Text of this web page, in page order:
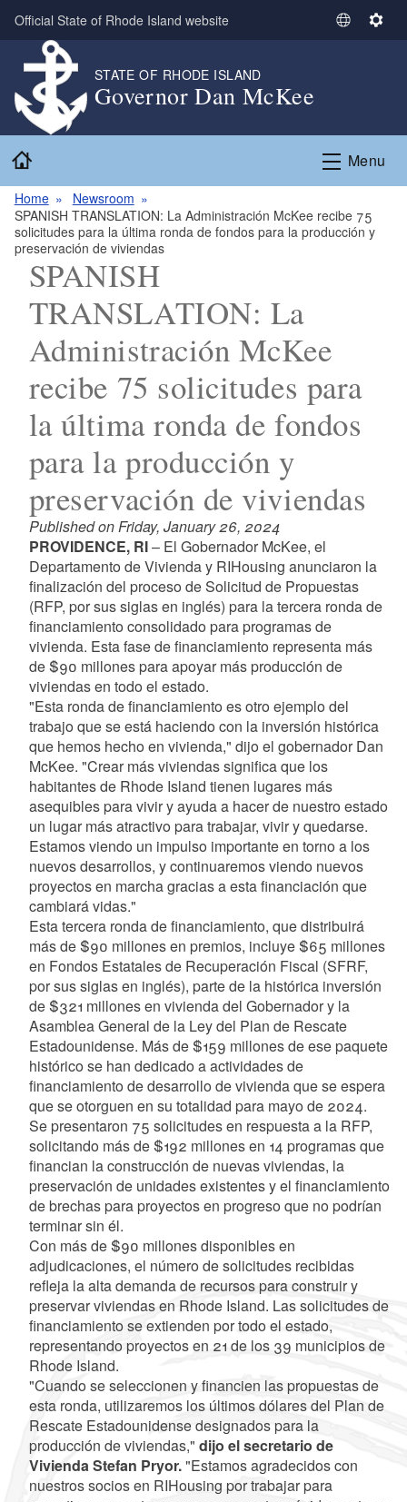
Skip to main content
Official State of Rhode Island website
S
t
L
g
u
S
n
g
STATE OF RHODE ISLAND
Governor Dan McKee
Menu
Home
Newsroom
SPANISH TRANSLATION: La Administración McKee recibe 75
solicitudes para la última ronda de fondos para la producción y
preservación de viviendas
SPANISH
TRANSLATION: La
Administración McKee
recibe 75 solicitudes para
la última ronda de fondos
para la producción y
preservación de viviendas
Published on Friday, January 26, 2024
PROVIDENCE, RI– El Gobernador McKee, el
Departamento de Vivienda y RIHousing anunciaron la
finalización del proceso de Solicitud de Propuestas
(RFP, por sus siglas en inglés) para la tercera ronda de
financiamiento consolidado para programas de
vivienda. Esta fase de financiamiento representa más
de $90 millones para apoyar más producción de
viviendas en todo el estado.
"Esta ronda de financiamiento es otro ejemplo del
trabajo que se está haciendo con la inversión histórica
que hemos hecho en vivienda," dijo el gobernador Dan
McKee. "Crear más viviendas significa que los
habitantes de Rhode Island tienen lugares más
asequibles para vivir y ayuda a hacer de nuestro estado
un lugar más atractivo para trabajar, vivir y quedarse.
Estamos viendo un impulso importante en torno a los
nuevos desarrollos, y continuaremos viendo nuevos
proyectos en marcha gracias a esta financiación que
cambiará vidas."
Esta tercera ronda de financiamiento, que distribuirá
más de $90 millones en premios, incluye $65 millones
en Fondos Estatales de Recuperación Fiscal (SFRF,
por sus siglas en inglés), parte de la histórica inversión
de $321 millones en vivienda del Gobernador y la
Asamblea General de la Ley del Plan de Rescate
Estadounidense. Más de $159 millones de ese paquete
histórico se han dedicado a actividades de
financiamiento de desarrollo de vivienda que se espera
que se otorguen en su totalidad para mayo de 2024.
Se presentaron 75 solicitudes en respuesta a la RFP,
solicitando más de $192 millones en 14 programas que
financian la construcción de nuevas viviendas, la
preservación de unidades existentes y el financiamiento
de brechas para proyectos en progreso que no podrían
terminar sin él.
Con más de $90 millones disponibles en
adjudicaciones, el número de solicitudes recibidas
refleja la alta demanda de recursos para construir y
preservar viviendas en Rhode Island. Las solicitudes de
financiamiento se extienden por todo el estado,
representando proyectos en 21 de los 39 municipios de
Rhode Island.
"Cuando se seleccionen y financien las propuestas de
esta ronda, utilizaremos los últimos dólares del Plan de
Rescate Estadounidense designados para la
producción de viviendas," dijo el secretario de
Vivienda Stefan Pryor."Estamos agradecidos con
nuestros socios en RIHousing por trabajar para